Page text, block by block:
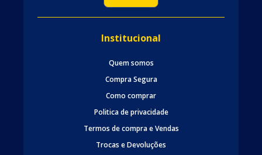
Institucional
Quem somos
Compra Segura
Como comprar
Politica de privacidade
Termos de compra e Vendas
Trocas e Devoluções